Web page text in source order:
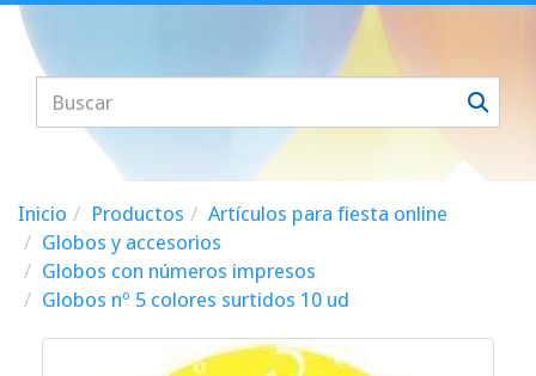
Inicio Productos
Artículos para fiesta online
Globos y accesorios
Globos con números impresos
Globos nº 5 colores surtidos 10 ud